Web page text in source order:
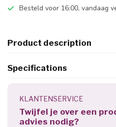
Besteld voor 16:00, vandaag
Product description
Specifications
KLANTENSERVICE
Twijfel je over een
advies nodig?